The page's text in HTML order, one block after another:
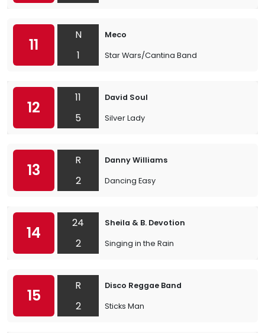
11
N
1
Meco
Star Wars/Cantina Band
12
11
5
David Soul
Silver Lady
13
R
2
Danny Williams
Dancing Easy
14
24
2
Sheila & B. Devotion
Singing in the Rain
15
R
2
Disco Reggae Band
Sticks Man